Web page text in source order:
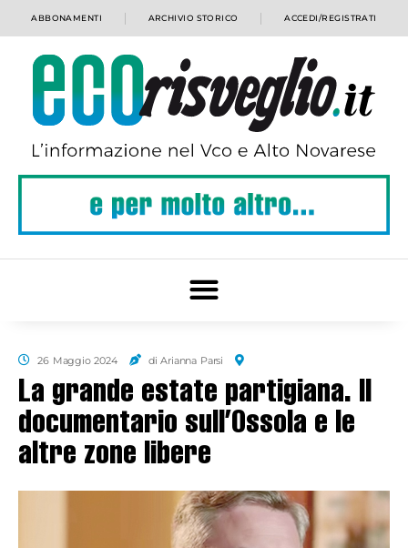
ABBONAMENTI ARCHIVIO STORICO ACCEDI/REGISTRATI
26 Maggio 2024 di Arianna Parsi
La grande estate partigiana. Il
documentario sull’Ossola e le
altre zone libere